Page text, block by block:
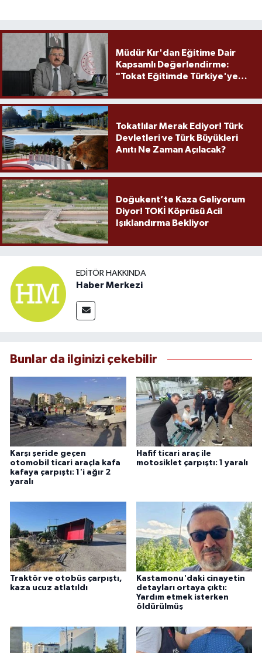
Müdür Kır'dan Eğitime Dair
Kapsamlı Değerlendirme:
"Tokat Eğitimde Türkiye'ye
Tokatlılar Merak Ediyor! Türk
Devletleri ve Türk Büyükleri
Anıtı Ne Zaman Açılacak?
Doğukent’te Kaza Geliyorum
Diyor! TOKİ Köprüsü Acil
Işıklandırma Bekliyor
EDITÖR HAKKINDA
Haber Merkezi
Bunlar da ilginizi çekebilir
Karşı şeride geçen
otomobil ticari araçla kafa
kafaya çarpıştı: 1'i ağır 2
yaralı
Hafif ticari araç ile
motosiklet çarpıştı: 1 yaralı
Traktör ve otobüs çarpıştı,
kaza ucuz atlatıldı
Kastamonu'daki cinayetin
detayları ortaya çıktı:
Yardım etmek isterken
öldürülmüş